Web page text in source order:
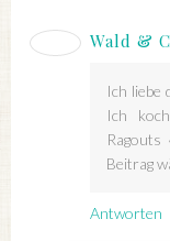
Wald &
Ich liebe
Ich
Beitrag
Antworten